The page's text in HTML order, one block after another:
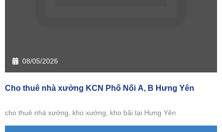
08/05/2026
Cho thuê nhà xưởng KCN Phố Nối A, B Hưng Yên
cho thuê nhà xưởng, kho xưởng, kho bãi tại Hưng Yên